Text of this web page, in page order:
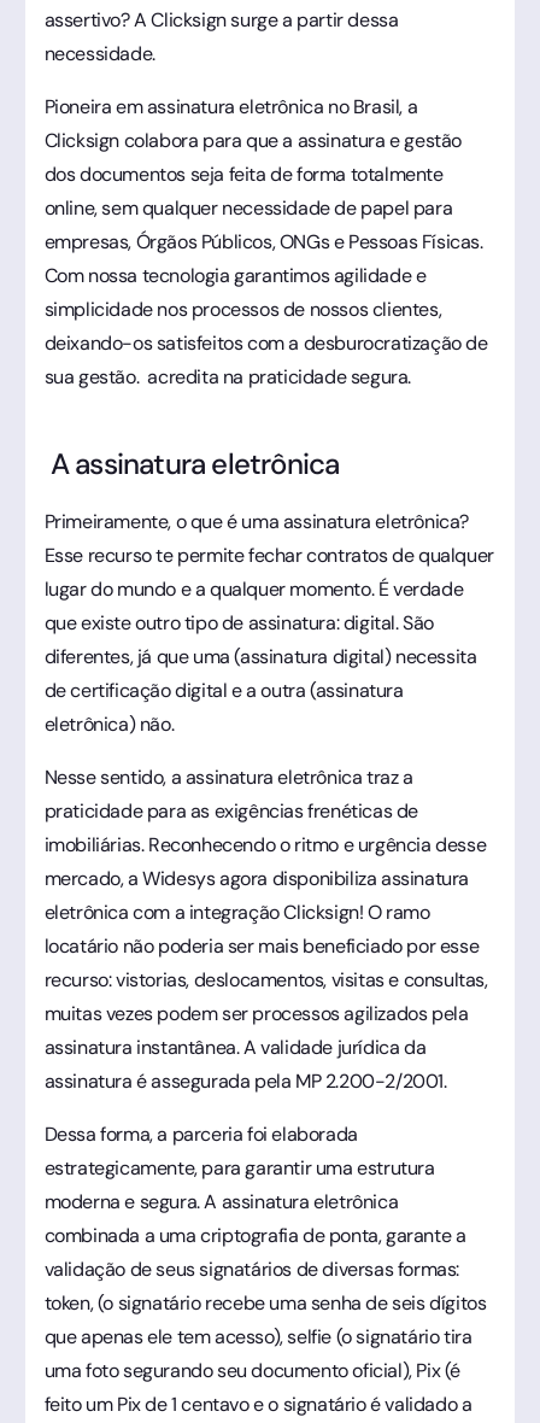
assertivo? A Clicksign surge a partir dessa
necessidade.
Pioneira em assinatura eletrônica no Brasil, a
Clicksign colabora para que a assinatura e gestão
dos documentos seja feita de forma totalmente
online, sem qualquer necessidade de papel para
empresas, Órgãos Públicos, ONGs e Pessoas Físicas.
Com nossa tecnologia garantimos agilidade e
simplicidade nos processos de nossos clientes,
deixando-os satisfeitos com a desburocratização de
sua gestão. acredita na praticidade segura.
A assinatura eletrônica
Primeiramente, o que é uma assinatura eletrônica?
Esse recurso te permite fechar contratos de qualquer
lugar do mundo e a qualquer momento. É verdade
que existe outro tipo de assinatura: digital. São
diferentes, já que uma (assinatura digital) necessita
de certificação digital e a outra (assinatura
eletrônica) não.
Nesse sentido, a assinatura eletrônica traz a
praticidade para as exigências frenéticas de
imobiliárias. Reconhecendo o ritmo e urgência desse
mercado, a Widesys agora disponibiliza assinatura
eletrônica com a integração Clicksign! O ramo
locatário não poderia ser mais beneficiado por esse
recurso: vistorias, deslocamentos, visitas e consultas,
muitas vezes podem ser processos agilizados pela
assinatura instantânea. A validade jurídica da
assinatura é assegurada pela MP 2.200-2/2001.
Dessa forma, a parceria foi elaborada
estrategicamente, para garantir uma estrutura
moderna e segura. A assinatura eletrônica
combinada a uma criptografia de ponta, garante a
validação de seus signatários de diversas formas:
token, (o signatário recebe uma senha de seis dígitos
que apenas ele tem acesso), selfie (o signatário tira
uma foto segurando seu documento oficial), Pix (é
feito um Pix de 1 centavo e o signatário é validado a